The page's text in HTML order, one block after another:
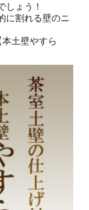
しょう！
に割れる壁のニ
土壁やすら